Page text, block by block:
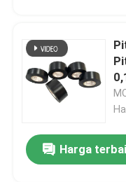
Harga